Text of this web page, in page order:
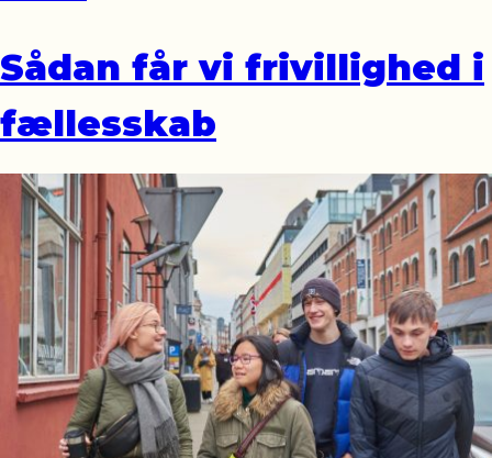
Sådan får vi frivillighed i
fællesskab